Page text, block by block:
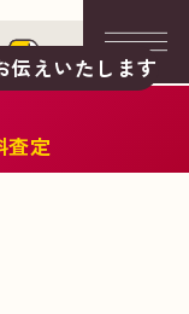
伝えいたします
査定